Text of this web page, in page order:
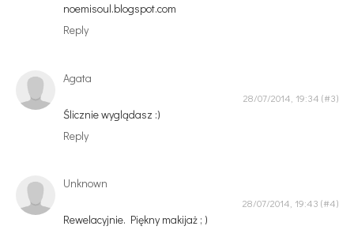
noemisoul.blogspot.com
Reply
Agata
28/07/2014, 19:34
Ślicznie wyglądasz :)
Reply
Unknown
28/07/2014, 19:43
Rewelacyjnie. Piękny makijaż ; )